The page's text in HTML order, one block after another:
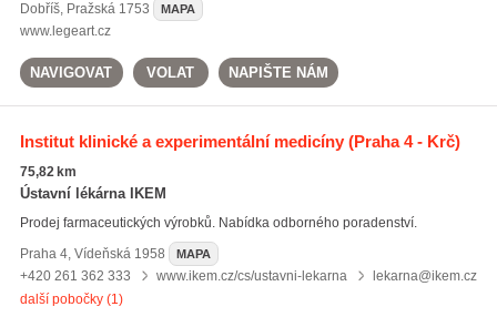
Dobříš, Pražská 1753 MAPA
www.legeart.cz
NAVIGOVAT VOLAT NAPIŠTE NÁM
Institut klinické a experimentální medicíny(Praha 4 - Krč)
75,82 km
Ústavní lékárna IKEM
Prodej farmaceutických výrobků. Nabídka odborného poradenství.
Praha 4, Vídeňská 1958 MAPA
+420 261 362 333 www.ikem.cz/cs/ustavni-lekarna
lekarna@ikem.cz
další pobočky (1)